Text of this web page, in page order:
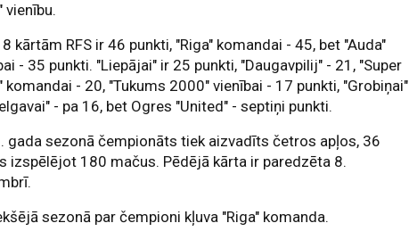
vienību.
kārtām RFS ir 46 punkti, "Riga" komandai - 45, bet "Auda"
- 35 punkti. "Liepājai" ir 25 punkti, "Daugavpilij" - 21, "Super
komandai - 20, "Tukums 2000" vienībai - 17 punkti, "Grobiņai"
- pa 16, bet Ogres "United" - septiņi punkti.
gada sezonā čempionāts tiek aizvadīts četros apļos, 36
izspēlējot 180 mačus. Pēdējā kārta ir paredzēta 8.
sezonā par čempioni kļuva "Riga" komanda.